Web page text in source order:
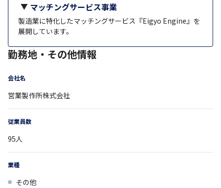
マッチングサービス事業
製造業に特化したマッチングサービス『Eigyo Engine』を
展開しています。
勤務地・その他情報
会社名
営業製作所株式会社
従業員数
95人
業種
その他